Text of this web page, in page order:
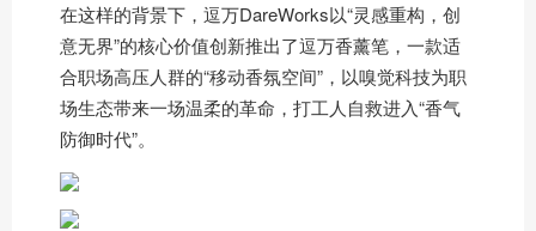
在这样的背景下，逗万DareWorks以“灵感重构，创
意无界”的核心价值创新推出了逗万香薰笔，一款适
合职场高压人群的“移动香氛空间”，以嗅觉科技为职
场生态带来一场温柔的革命，打工人自救进入“香气
防御时代”。